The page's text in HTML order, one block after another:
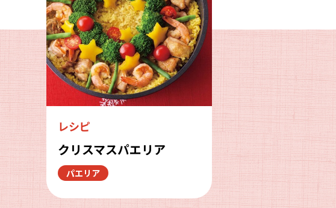
レシピ
クリスマスパエリア
パエリア